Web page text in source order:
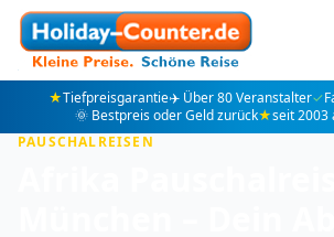
★Tiefpreisgarantie✈️ Über 80 Veranstalter✓
🌞 Bestpreis oder Geld zurück★seit 2003
PAUSCHALREISEN